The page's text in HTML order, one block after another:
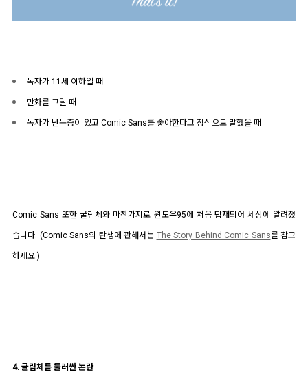
독자가 11세 이하일 때
만화를 그릴 때
독자가 난독증이 있고 Comic Sans를 좋아한다고 정식으로 말했을 때
Comic Sans 또한 굴림체와 마찬가지로 윈도우95에 처음 탑재되어 세상에 알려졌
습니다. (Comic Sans의 탄생에 관해서는 The Story Behind Comic Sans를 참고
하세요.)
4. 굴림체를 둘러싼 논란